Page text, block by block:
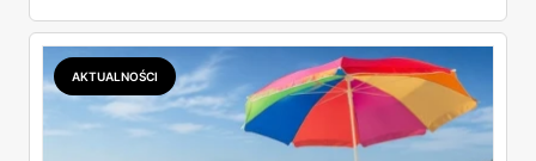
bawełniane ubranka dla dzieci, koszulki z bajkowymi
postaciami. Wszystko z jednej gazetki, bez biegania po
pół mieście.
AKTUALNOŚCI